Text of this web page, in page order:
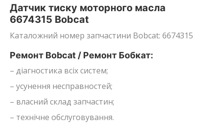
Датчик тиску моторного масла
6674315 Bobcat
Каталожний номер запчастини Bobcat: 6674315
Ремонт Bobcat / Ремонт Бобкат:
– діагностика всіх систем;
– усунення несправностей;
– власний склад запчастин;
– технічне обслуговування.